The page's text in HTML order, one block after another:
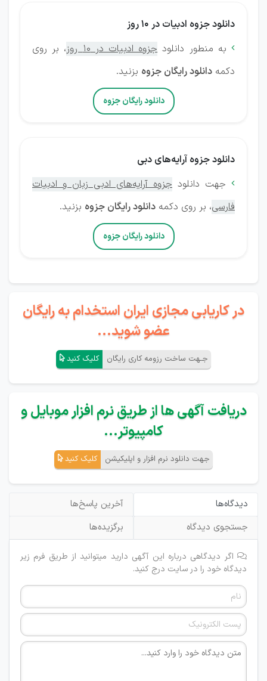
دانلود جزوه ادبیات در 10 روز
به منطور دانلودجزوه ادبیات در 10 روز
، بر روی
دکمه دانلود رایگان جزوه بزنید.
دانلود رایگان جزوه
دانلود جزوه آرایه‌های دبی
 جهت دانلود جزوه آرایه‌های ادبی زبان و ادبیات
فارسی، بر روی دکمه دانلود رایگان جزوه بزنید.
دانلود رایگان جزوه
در کاریابی مجازی ایران استخدام به رایگان
عضو شوید...
جـهت ساخت رزومه کاری رایگان کلیک کنید
دریافت آگهی ها از طریق نرم افزار موبایل و
کامپیوتر...
جهت دانلود نرم افزار و اپلیکیشن کلیک کنید
دیدگاه‌ها
آخرین پاسخ‌ها
جستجوی دیدگاه
برگزیده‌ها
اگر دیدگاهی درباره این آگهی دارید میتوانید از طریق فرم زیر
دیدگاه خود را در سایت درج کنید.